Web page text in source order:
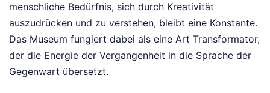
menschliche Bedürfnis, sich durch Kreativität
auszudrücken und zu verstehen, bleibt eine Konstante.
Das Museum fungiert dabei als eine Art Transformator,
der die Energie der Vergangenheit in die Sprache der
Gegenwart übersetzt.